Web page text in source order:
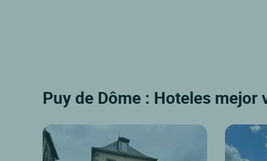
Puy de Dôme : Hoteles mejor